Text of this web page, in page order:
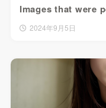
Images that were
2024年9月5日